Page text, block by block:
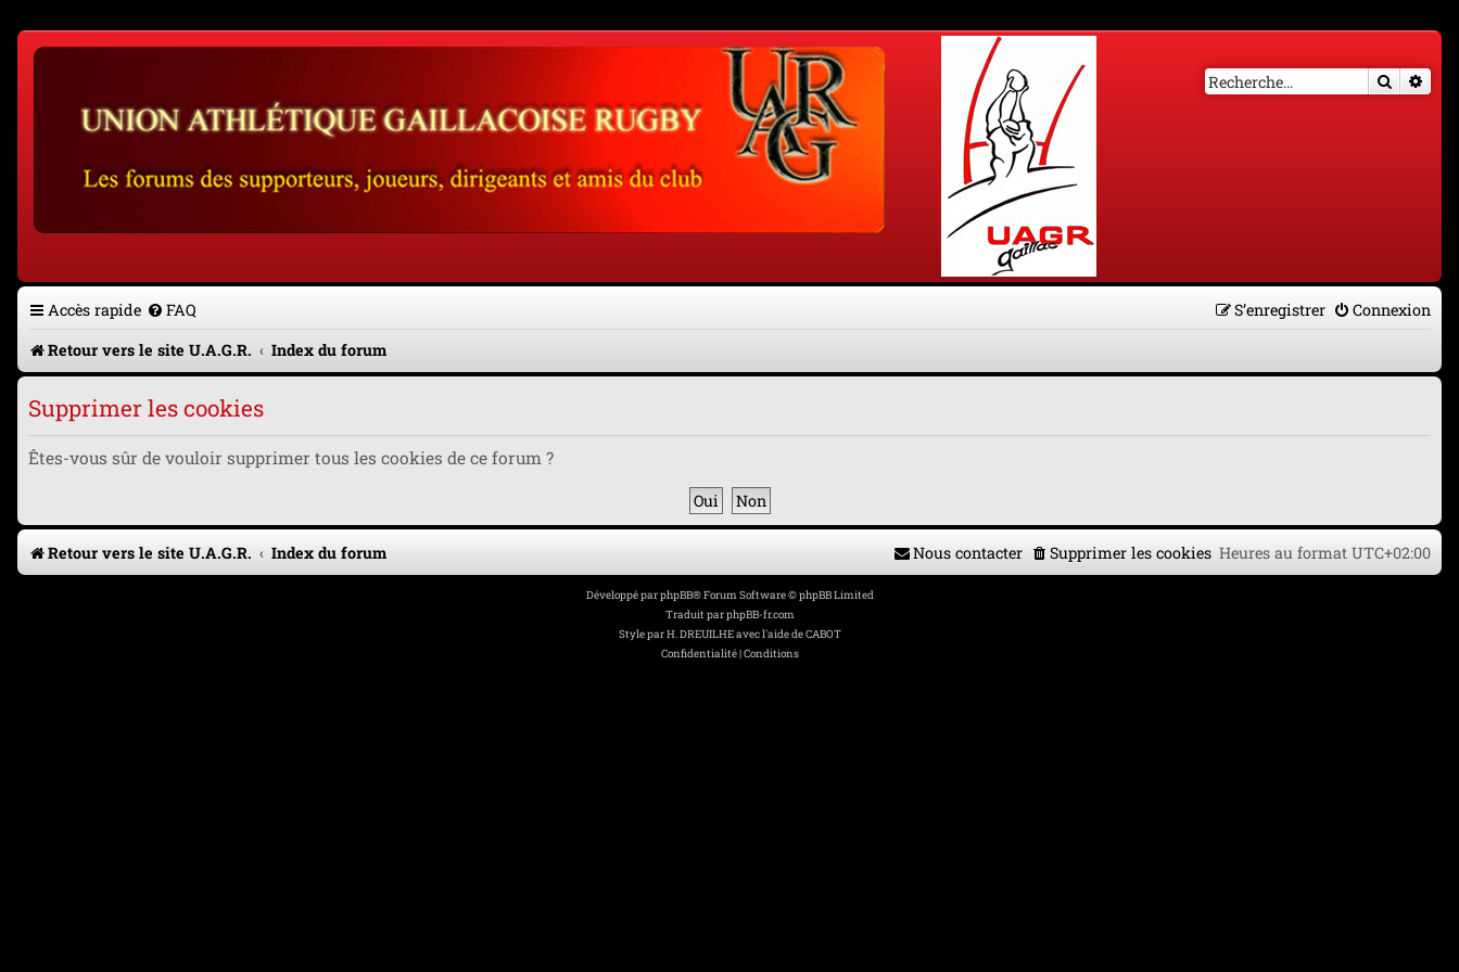
Accès rapide FAQ Connexion
S’enregistrer
Retour vers le site U.A.G.R.
Index du forum
Supprimer les cookies
Êtes-vous sûr de vouloir supprimer tous les cookies de ce forum ?
Retour vers le site U.A.G.R. Index du forum Heures au format UTC+02:00
Supprimer les cookies
Nous contacter
Développé parphpBB® Forum Software © phpBB Limited
Traduit parphpBB-fr.com
Style parH. DREUILHE avec l'aide de CABOT
Confidentialité|Conditions